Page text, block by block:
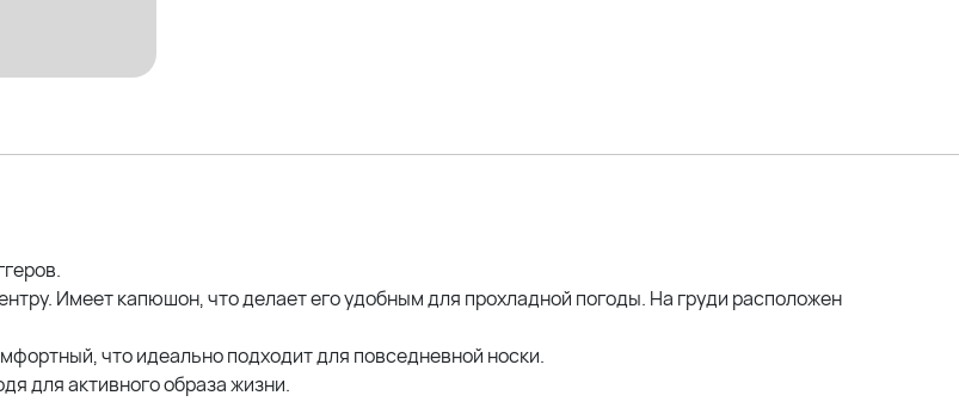
Имеет капюшон, что делает его удобным для прохладной погоды. На груди расположен
что идеально подходит для повседневной носки.
для активного образа жизни.